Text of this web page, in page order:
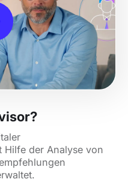
Hilfe der Analyse von